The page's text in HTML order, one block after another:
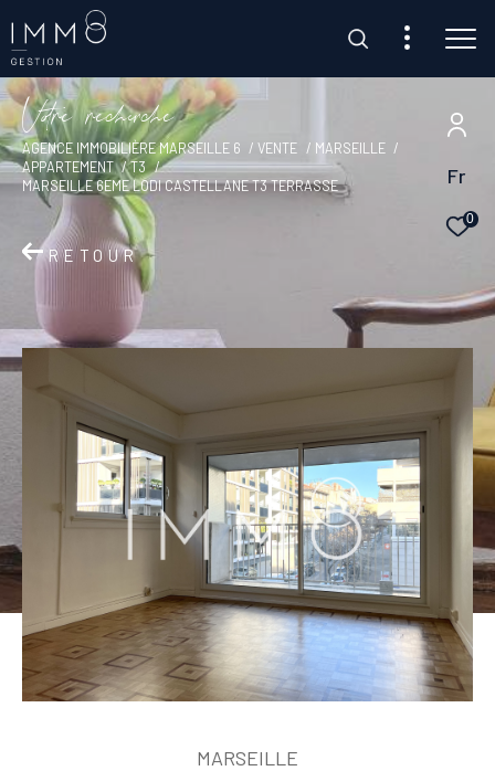
Fr
0
Client Transaction
Client Gestion
Vore recece
AGENCE IMMOBILIÈRE MARSEILLE 6 VENTE
MARSEILLE
APPARTEMENT
T3
MARSEILLE 6EME LODI CASTELLANE T3 TERRASSE
RETOUR
MARSEILLE